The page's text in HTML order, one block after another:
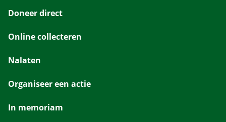
Doneer direct
Online collecteren
Nalaten
Organiseer een actie
In memoriam